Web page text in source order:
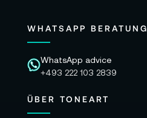
WHATSAPP BERATUNG
WhatsApp advice
+493 222 103 2839
ÜBER TONEART